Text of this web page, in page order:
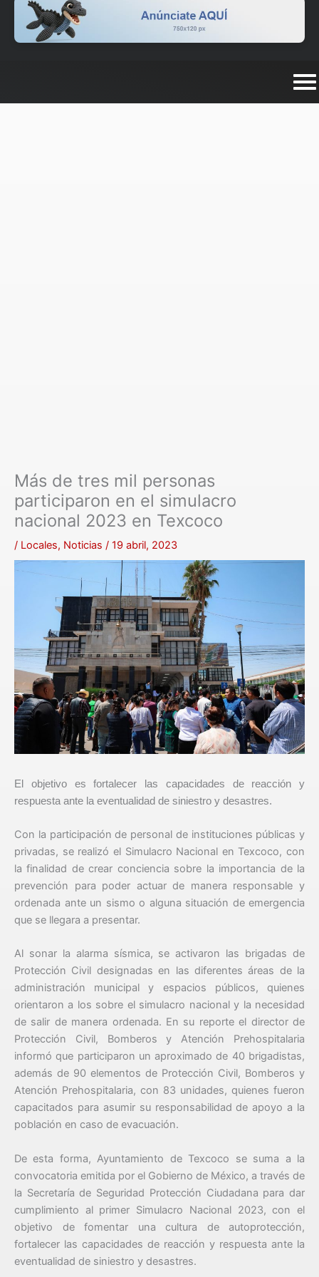
Más de tres mil personas
participaron en el simulacro
nacional 2023 en Texcoco
/ Locales, Noticias / 19 abril, 2023
El objetivo es fortalecer las capacidades de reacción y
respuesta ante la eventualidad de siniestro y desastres.
Con la participación de personal de instituciones públicas y
privadas, se realizó el Simulacro Nacional en Texcoco, con
la finalidad de crear conciencia sobre la importancia de la
prevención para poder actuar de manera responsable y
ordenada ante un sismo o alguna situación de emergencia
que se llegara a presentar.
Al sonar la alarma sísmica, se activaron las brigadas de
Protección Civil designadas en las diferentes áreas de la
administración municipal y espacios públicos, quienes
orientaron a los sobre el simulacro nacional y la necesidad
de salir de manera ordenada. En su reporte el director de
Protección Civil, Bomberos y Atención Prehospitalaria
informó que participaron un aproximado de 40 brigadistas,
además de 90 elementos de Protección Civil, Bomberos y
Atención Prehospitalaria, con 83 unidades, quienes fueron
capacitados para asumir su responsabilidad de apoyo a la
población en caso de evacuación.
De esta forma, Ayuntamiento de Texcoco se suma a la
convocatoria emitida por el Gobierno de México, a través de
la Secretaría de Seguridad Protección Ciudadana para dar
cumplimiento al primer Simulacro Nacional 2023, con el
objetivo de fomentar una cultura de autoprotección,
fortalecer las capacidades de reacción y respuesta ante la
eventualidad de siniestro y desastres.